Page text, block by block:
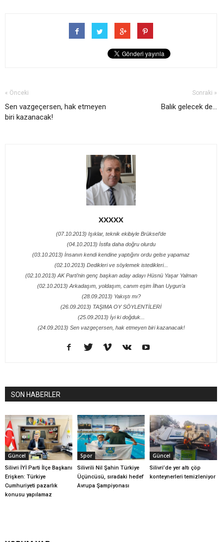
« Önceki
Sen vazgeçersen, hak etmeyen
biri kazanacak!
Sonraki »
Balık gelecek de...
XXXXX
(07.10.2013) Işıklar, teknik ekibiyle Brüksel’de
(04.10.2013) İstifa daha doğru olurdu
(03.10.2013) İnsanın kendi kendine yaptığını ordu gelse yapamaz
(02.10.2013) Dedikleri ve söylemek istedikleri...
(02.10.2013) AK Parti’nin genç başkan aday adayı Hüsnü Yaşar Yalman
(02.10.2013) Arkadaşım, yoldaşım, canım eşim İlhan Uygun’a
(28.09.2013) Yakıştı mı?
(26.09.2013) TAŞIMA OY SÖYLENTİLERİ
(25.09.2013) İyi ki doğduk...
(24.09.2013) Sen vazgeçersen, hak etmeyen biri kazanacak!
SON HABERLER
Güncel
Silivri İYİ Parti İlçe Başkanı
Erişken: Türkiye
Cumhuriyeti pazarlık
konusu yapılamaz
Spor
Silivrili Nil Şahin Türkiye
Üçüncüsü, sıradaki hedef
Avrupa Şampiyonası
Güncel
Silivri’de yer altı çöp
konteynerleri temizleniyor